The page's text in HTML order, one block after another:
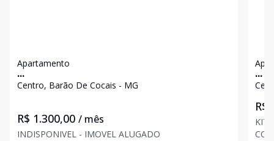
Apartamento
...
Centro, Barão De Cocais - MG
R$ 1.300,00 / mês
INDISPONIVEL - IMOVEL ALUGADO
...
R$